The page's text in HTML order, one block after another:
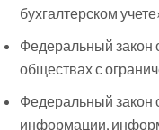
бухгалтерском
Федеральный закон
обществах с
Федеральный закон
информации,